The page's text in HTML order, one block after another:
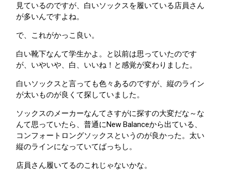
見ているのですが、白いソックスを履いている店員さん
が多いんですよね。
で、これがかっこ良い。
白い靴下なんて学生かよ。と以前は思っていたのです
が、いやいや、白、いいね！と感覚が変わりました。
白いソックスと言っても色々あるのですが、縦のライン
が太いものが良くて探していました。
ソックスのメーカーなんてさすがに探すの大変だな～な
んて思っていたら、普通にNew Balanceから出ている、
コンフォートロングソックスというのが良かった。太い
縦のラインになっていてばっちし。
店員さん履いてるのこれじゃないかな。